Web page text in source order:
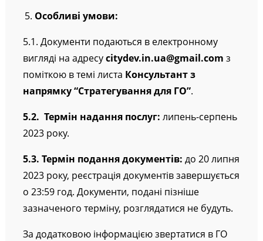
Особливі умови:
5.1. Документи подаються в електронному
вигляді на адресуcitydev.in.ua@gmail.com з
поміткою в темі листа Консультант з
напрямку “Стратегування для ГО”.
5.2. Термін надання послуг: липень-серпень
2023 року.
5.3. Термін подання документів: до 20 липня
2023 року, реєстрація документів завершується
о 23:59 год. Документи, подані пізніше
зазначеного терміну, розглядатися не будуть.
За додатковою інформацією звертатися в ГО